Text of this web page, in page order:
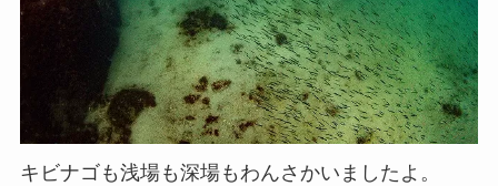
キビナゴも浅場も深場もわんさかいましたよ。